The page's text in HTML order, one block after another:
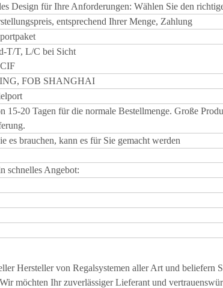
Design für Ihre Anforderungen: Wählen Sie den
entsprechend Ihrer Menge, Zahlung
T/T, L/C bei Sicht
FOB SHANGHAI
15-20 Tagen für die normale Bestellmenge. Große
es brauchen, kann es für Sie gemacht werden
schnelles Angebot:
Hersteller von Regalsystemen aller Art und beliefern
möchten Ihr zuverlässiger Lieferant und